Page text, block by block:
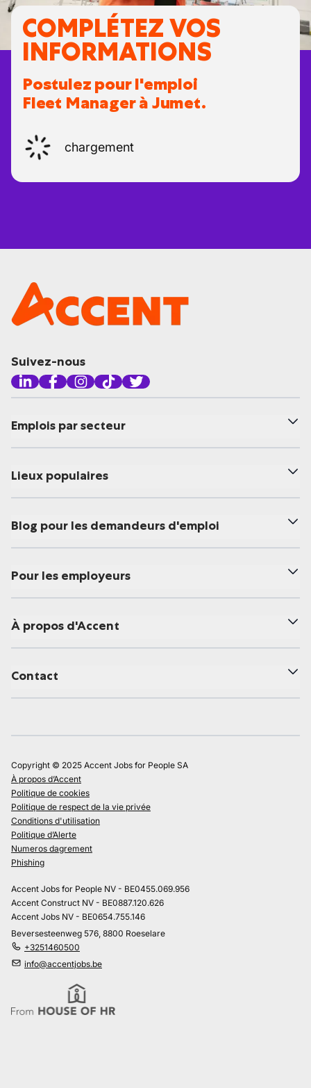
COMPLÉTEZ VOS
INFORMATIONS
Postulez pour l'emploi
Fleet Manager à Jumet.
chargement
Suivez-nous
Emplois par secteur
Lieux populaires
Blog pour les demandeurs d'emploi
Pour les employeurs
À propos d'Accent
Contact
Copyright © 2025 Accent Jobs for People SA
À propos d’Accent
Politique de cookies
Politique de respect de la vie privée
Conditions d'utilisation
Politique d’Alerte
Numeros dagrement
Phishing
Accent Jobs for People NV - BE0455.069.956
Accent Construct NV - BE0887.120.626
Accent Jobs NV - BE0654.755.146
Beversesteenweg 576, 8800 Roeselare
+3251460500
info@accentjobs.be